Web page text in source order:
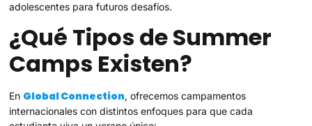
adolescentes para futuros desafíos.
¿Qué Tipos de Summer
Camps Existen?
En Global Connection, ofrecemos campamentos
internacionales con distintos enfoques para que cada